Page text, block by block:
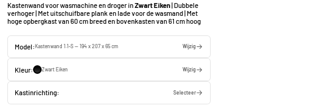
Kastenwand voor wasmachine en droger inZwart Eiken| Dubbele
verhoger | Met uitschuifbare plank en lade voor de wasmand | Met
hoge opbergkast van 60 cm breed en bovenkasten van 61 cm hoog
Model:Kastenwand 1.1-S — 194 x 207 x 65 cm Wijzig
Kleur: Zwart Eiken Wijzig
Kastinrichting: Selecteer